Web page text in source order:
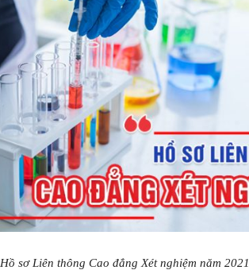
Hồ sơ Liên thông Cao đẳng Xét nghiệm năm 2021